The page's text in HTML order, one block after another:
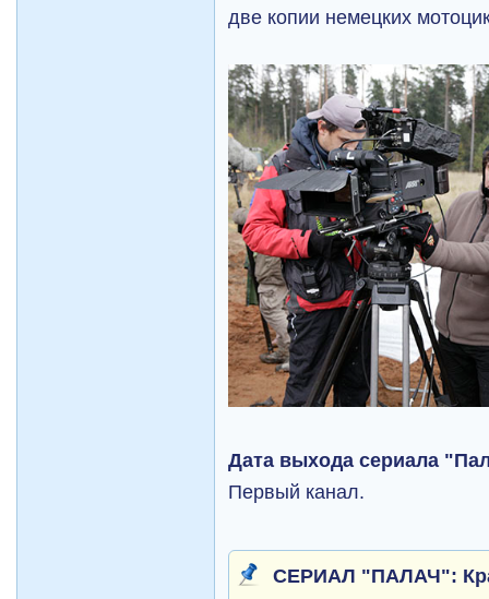
две копии немецких
Дата выхода сериала
Первый канал.
СЕРИАЛ "ПАЛАЧ":